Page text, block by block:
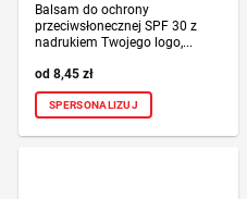
Balsam do ochrony
przeciwsłonecznej SPF 30 z
nadrukiem Twojego logo,...
8,45 zł
SPERSONALIZUJ